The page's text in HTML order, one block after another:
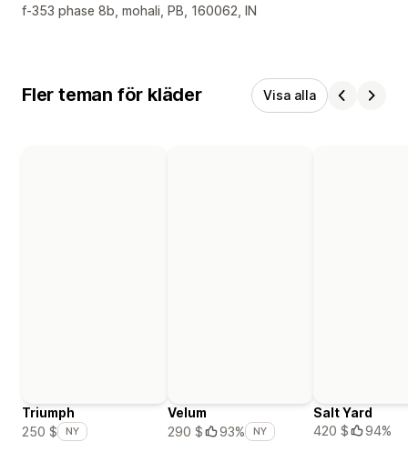
Designerns kontaktuppgifter
f-353 phase 8b, mohali, PB, 160062, IN
Fler teman för kläder Visa alla
Triumph
250 $
NY
Velum
290 $
93% NY
Salt Yard
420 $
94%